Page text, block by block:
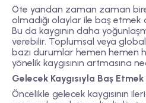
Öte yandan zaman zaman
olmadığı olaylar ile baş
Bu da kaygının daha
verebilir. Toplumsal veya
bazı durumlar hemen hemen
yönelik kaygısının artmasına
Gelecek Kaygısıyla Baş Etmek
Öncelikle gelecek kaygısının